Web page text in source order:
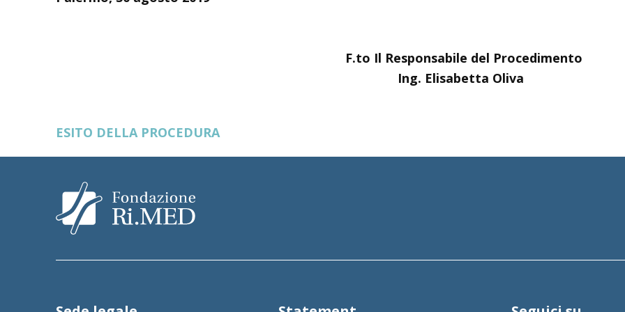
F.to Il Responsabile del Procedimento
Ing. Elisabetta Oliva
ESITO DELLA PROCEDURA